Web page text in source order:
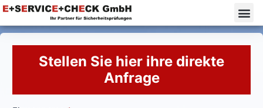
Stellen Sie hier ihre direkte
Anfrage